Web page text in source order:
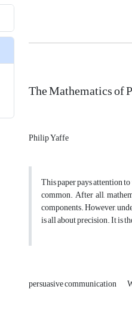
The Mathematics of
Philip Yaffe
This paper pays attention
common. After all,
components. However,
is all about precision. It is
persuasive communication